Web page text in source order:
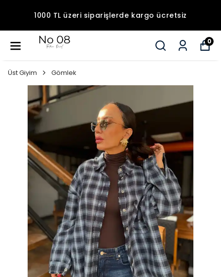
1000 TL üzeri siparişlerde kargo ücretsiz
0
Üst Giyim Gömlek